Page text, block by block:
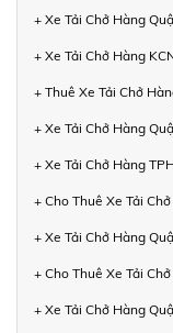
+ Xe Tải Chở Hàng
+ Xe Tải Chở Hàng
+ Thuê Xe Tải Chở
+ Xe Tải Chở Hàng
+ Xe Tải Chở Hàng
+ Cho Thuê Xe Tải
+ Xe Tải Chở Hàng
+ Cho Thuê Xe Tải
+ Xe Tải Chở Hàng